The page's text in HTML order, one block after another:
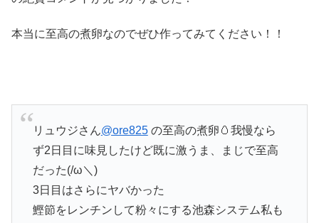
本当に至高の煮卵なのでぜひ作ってみてください！！
リュウジさん@ore825の至高の煮卵🥚我慢なら
ず2日目に味見したけど既に激うま、まじで至高
だった(/ω＼)
3日目はさらにヤバかった
鰹節をレンチンして粉々にする池森システム私も